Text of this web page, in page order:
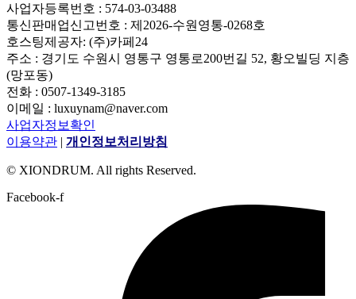
사업자등록번호 : 574-03-03488
통신판매업신고번호 : 제2026-수원영통-0268호
호스팅제공자: (주)카페24
주소 : 경기도 수원시 영통구 영통로200번길 52, 황오빌딩 지층
(망포동)
전화 : 0507-1349-3185
이메일 : luxuynam@naver.com
사업자정보확인
이용약관 | 개인정보처리방침
© XIONDRUM. All rights Reserved.
Facebook-f